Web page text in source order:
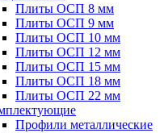
Плиты ОСП 8 мм
Плиты ОСП 9 мм
Плиты ОСП 10 мм
Плиты ОСП 12 мм
Плиты ОСП 15 мм
Плиты ОСП 18 мм
Плиты ОСП 22 мм
Профили металлические